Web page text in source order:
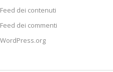
Feed dei contenuti
Feed dei commenti
WordPress.org